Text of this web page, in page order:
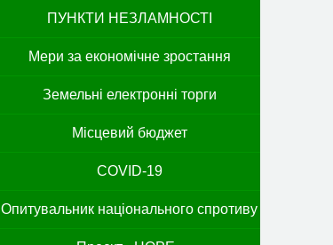
ПУНКТИ НЕЗЛАМНОСТІ
Мери за економічне зростання
Земельні електронні торги
Місцевий бюджет
COVID-19
Опитувальник національного спротиву